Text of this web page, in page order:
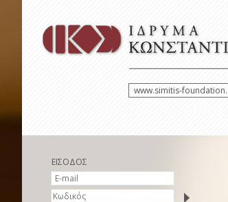
www.simitis-
ΕΙΣΟΔΟΣ